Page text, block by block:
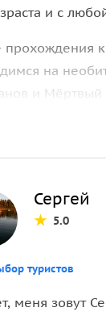
и с
на
и
дороги.
Сергей
5.0
туристов
меня зовут